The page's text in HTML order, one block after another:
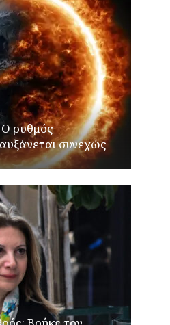
ρυθμός
συνεχώς